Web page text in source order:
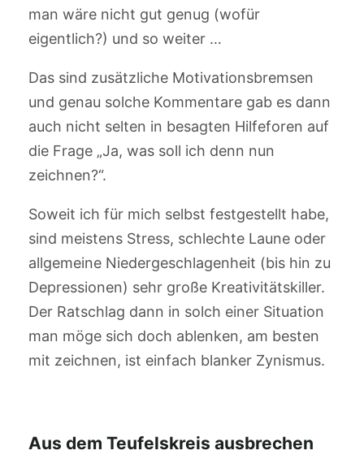
man wäre nicht gut genug (wofür
eigentlich?) und so weiter …
Das sind zusätzliche Motivationsbremsen
und genau solche Kommentare gab es dann
auch nicht selten in besagten Hilfeforen auf
die Frage „Ja, was soll ich denn nun
zeichnen?“.
Soweit ich für mich selbst festgestellt habe,
sind meistens Stress, schlechte Laune oder
allgemeine Niedergeschlagenheit (bis hin zu
Depressionen) sehr große Kreativitätskiller.
Der Ratschlag dann in solch einer Situation
man möge sich doch ablenken, am besten
mit zeichnen, ist einfach blanker Zynismus.
Aus dem Teufelskreis ausbrechen